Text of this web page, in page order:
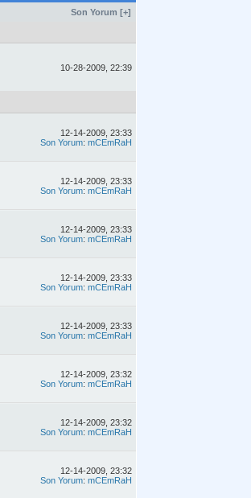
Son Yorum [+]
10-28-2009, 22:39
12-14-2009, 23:33
Son Yorum: mCEmRaH
12-14-2009, 23:33
Son Yorum: mCEmRaH
12-14-2009, 23:33
Son Yorum: mCEmRaH
12-14-2009, 23:33
Son Yorum: mCEmRaH
12-14-2009, 23:33
Son Yorum: mCEmRaH
12-14-2009, 23:32
Son Yorum: mCEmRaH
12-14-2009, 23:32
Son Yorum: mCEmRaH
12-14-2009, 23:32
Son Yorum: mCEmRaH